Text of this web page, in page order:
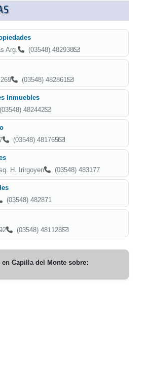
Arg.
(03548) 482938
(03548) 482861
Inmuebles
(03548) 482442
(03548) 481765
H. Irirgoyen
(03548) 483177
(03548) 482871
(03548) 481128
en Capilla del Monte sobre: